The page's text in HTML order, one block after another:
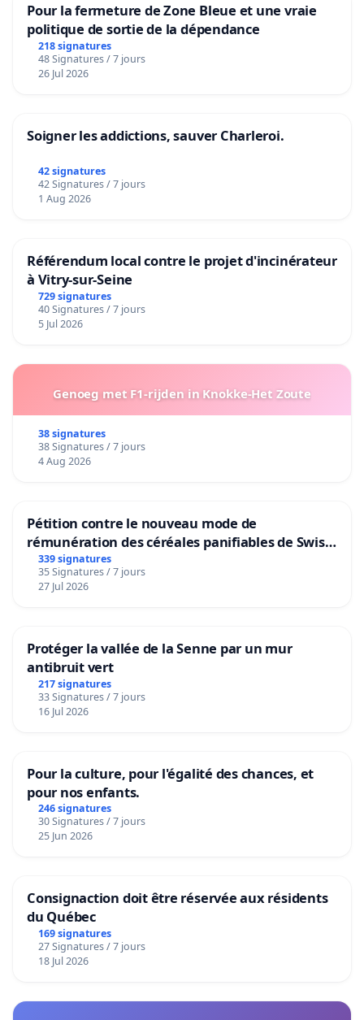
Pour la fermeture de Zone Bleue et une vraie
politique de sortie de la dépendance
218 signatures
48 Signatures / 7 jours
26 Jul 2026
Soigner les addictions, sauver Charleroi.
42 signatures
42 Signatures / 7 jours
1 Aug 2026
Référendum local contre le projet d'incinérateur
à Vitry-sur-Seine
729 signatures
40 Signatures / 7 jours
5 Jul 2026
Genoeg met F1-rijden in Knokke-Het Zoute
38 signatures
38 Signatures / 7 jours
4 Aug 2026
Pétition contre le nouveau mode de
rémunération des céréales panifiables de Swiss
granum basé sur la teneur en protéines
339 signatures
35 Signatures / 7 jours
27 Jul 2026
Protéger la vallée de la Senne par un mur
antibruit vert
217 signatures
33 Signatures / 7 jours
16 Jul 2026
Pour la culture, pour l'égalité des chances, et
pour nos enfants.
246 signatures
30 Signatures / 7 jours
25 Jun 2026
Consignaction doit être réservée aux résidents
du Québec
169 signatures
27 Signatures / 7 jours
18 Jul 2026